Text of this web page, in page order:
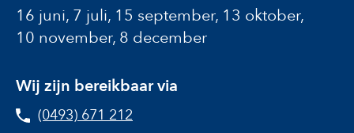
16 juni, 7 juli, 15 september, 13 oktober,
10 november, 8 december
Wij zijn bereikbaar via
(0493) 671 212